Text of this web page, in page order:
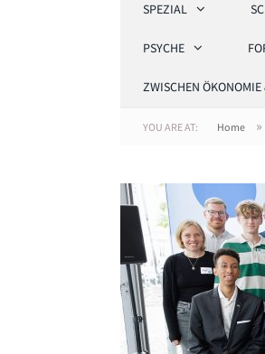
SPEZIAL
PSYCHE
ZWISCHEN ÖKONOMIE
YOU ARE AT: Home »